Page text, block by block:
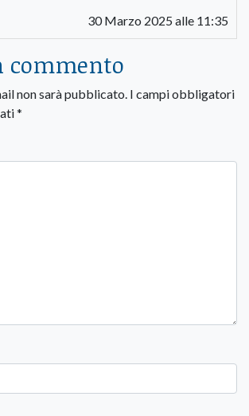
30 Marzo 2025 alle 11:35
commento
non sarà pubblicato. I campi obbligatori
*